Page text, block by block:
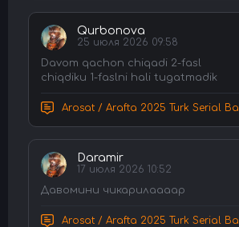
Qurbonova
25 июля 2026 09:58
Davom qachon chiqadi 2-fasl
chiqdiku 1-faslni hali tugatmadik
Arosat / Arafta 2025 Turk Serial Barcha Qismlar Uzbek tilida Tarjima Serial tas-ix skachat
Daramir
17 июля 2026 10:52
Давомини чикарилаааар
Arosat / Arafta 2025 Turk Serial Barcha Qismlar Uzbek tilida Tarjima Serial tas-ix skachat